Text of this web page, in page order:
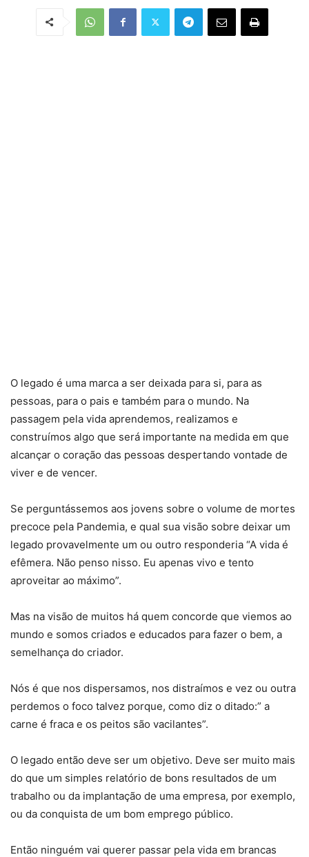
O legado é uma marca a ser deixada para si, para as
pessoas, para o pais e também para o mundo. Na
passagem pela vida aprendemos, realizamos e
construímos algo que será importante na medida em que
alcançar o coração das pessoas despertando vontade de
viver e de vencer.
Se perguntássemos aos jovens sobre o volume de mortes
precoce pela Pandemia, e qual sua visão sobre deixar um
legado provavelmente um ou outro responderia “A vida é
efêmera. Não penso nisso. Eu apenas vivo e tento
aproveitar ao máximo”.
Mas na visão de muitos há quem concorde que viemos ao
mundo e somos criados e educados para fazer o bem, a
semelhança do criador.
Nós é que nos dispersamos, nos distraímos e vez ou outra
perdemos o foco talvez porque, como diz o ditado:” a
carne é fraca e os peitos são vacilantes”.
O legado então deve ser um objetivo. Deve ser muito mais
do que um simples relatório de bons resultados de um
trabalho ou da implantação de uma empresa, por exemplo,
ou da conquista de um bom emprego público.
Então ninguém vai querer passar pela vida em brancas